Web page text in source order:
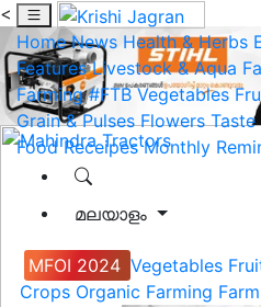
<
Home News Health & Herbs
Features Livestock & Aqua
Farming #FTB Vegetables
Grain & Pulses Flowers Taste
Food Receipes Monthly
മലയാളം
MFOI 2024 Vegetables
Crops Organic Farming